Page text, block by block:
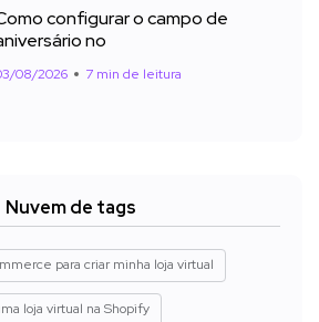
configurar o campo de
no
08/2026 7 min de leitura
Nuvem de tags
para criar minha loja virtual
loja virtual na Shopify